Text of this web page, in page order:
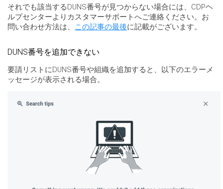
それでも該当するDUNS番号が見つからない場合には、CDPヘ
ルプセンターよりカスタマーサポートへご連絡ください。お
問い合わせ方法は、
この記事の最後に記載がございます。
DUNS番号を追加できない
要請リストにDUNS番号や組織を追加すると、以下のエラーメ
ッセージが表示される場合。